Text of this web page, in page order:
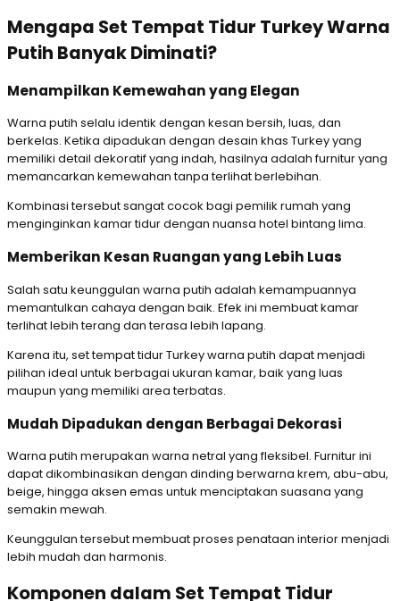
Mengapa Set Tempat Tidur Turkey Warna
Putih Banyak Diminati?
Menampilkan Kemewahan yang Elegan
Warna putih selalu identik dengan kesan bersih, luas, dan
berkelas. Ketika dipadukan dengan desain khas Turkey yang
memiliki detail dekoratif yang indah, hasilnya adalah furnitur yang
memancarkan kemewahan tanpa terlihat berlebihan.
Kombinasi tersebut sangat cocok bagi pemilik rumah yang
menginginkan kamar tidur dengan nuansa hotel bintang lima.
Memberikan Kesan Ruangan yang Lebih Luas
Salah satu keunggulan warna putih adalah kemampuannya
memantulkan cahaya dengan baik. Efek ini membuat kamar
terlihat lebih terang dan terasa lebih lapang.
Karena itu, set tempat tidur Turkey warna putih dapat menjadi
pilihan ideal untuk berbagai ukuran kamar, baik yang luas
maupun yang memiliki area terbatas.
Mudah Dipadukan dengan Berbagai Dekorasi
Warna putih merupakan warna netral yang fleksibel. Furnitur ini
dapat dikombinasikan dengan dinding berwarna krem, abu-abu,
beige, hingga aksen emas untuk menciptakan suasana yang
semakin mewah.
Keunggulan tersebut membuat proses penataan interior menjadi
lebih mudah dan harmonis.
Komponen dalam Set Tempat Tidur